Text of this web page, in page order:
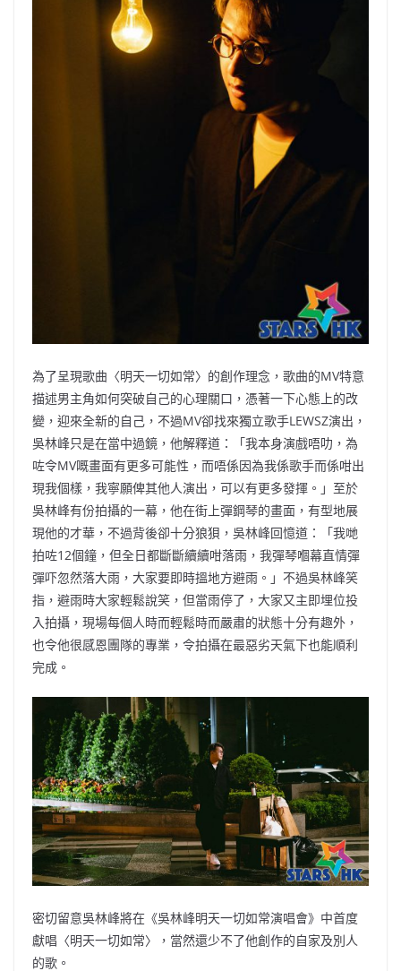
為了呈現歌曲〈明天一切如常〉的創作理念，歌曲的MV特意
描述男主角如何突破自己的心理關口，憑著一下心態上的改
變，迎來全新的自己，不過MV卻找來獨立歌手LEWSZ演出，
吳林峰只是在當中過鏡，他解釋道：「我本身演戲唔叻，為
咗令MV嘅畫面有更多可能性，而唔係因為我係歌手而係咁出
現我個樣，我寧願俾其他人演出，可以有更多發揮。」至於
吳林峰有份拍攝的一幕，他在街上彈鋼琴的畫面，有型地展
現他的才華，不過背後卻十分狼狽，吳林峰回憶道：「我哋
拍咗12個鐘，但全日都斷斷續續咁落雨，我彈琴嗰幕直情彈
彈吓忽然落大雨，大家要即時搵地方避雨。」不過吳林峰笑
指，避雨時大家輕鬆說笑，但當雨停了，大家又主即埋位投
入拍攝，現場每個人時而輕鬆時而嚴肅的狀態十分有趣外，
也令他很感恩團隊的專業，令拍攝在最惡劣天氣下也能順利
完成。
密切留意吳林峰將在《吳林峰明天一切如常演唱會》中首度
獻唱〈明天一切如常〉，當然還少不了他創作的自家及別人
的歌。